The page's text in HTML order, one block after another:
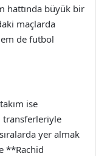
hattında büyük bir
maçlarda
de futbol
ise
transferleriyle
yer almak
**Rachid